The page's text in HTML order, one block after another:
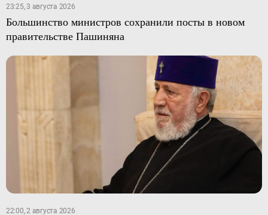
23:25, 3 августа 2026
Большинство министров сохранили посты в новом
правительстве Пашиняна
22:00, 2 августа 2026